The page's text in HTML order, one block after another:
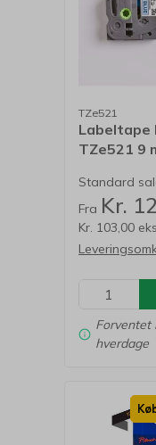
TZe521
Labeltape
TZe521 9
Standard
Fra Kr.
Kr. 103,00
Forventet
hverdage